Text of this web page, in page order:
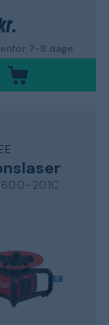
7-8 dage
201C